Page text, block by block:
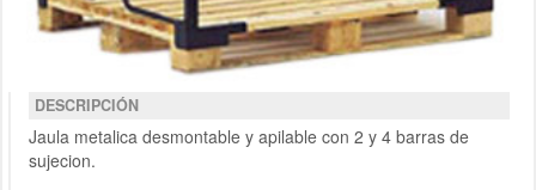
DESCRIPCIÓN
Jaula metalica desmontable y apilable con 2 y 4 barras de
sujecion.